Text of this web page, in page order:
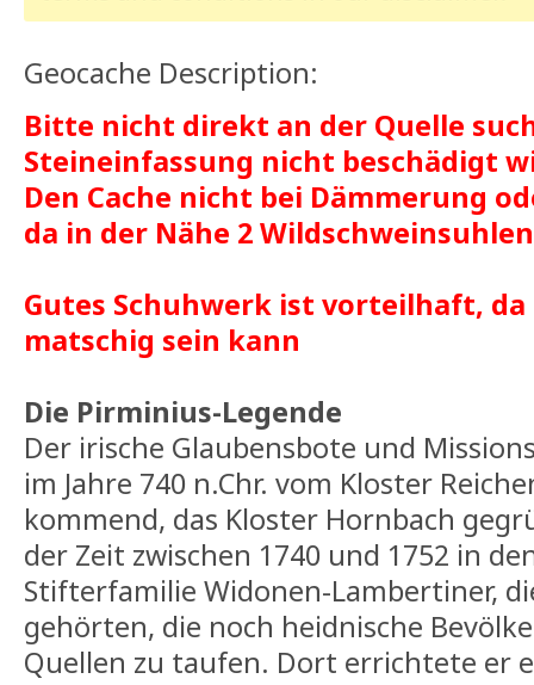
Geocache Description:
Bitte nicht direkt an der Quelle
Steineinfassung nicht beschädigt
Den Cache nicht bei Dämmerung
da in der Nähe 2
Gutes Schuhwerk ist vorteilhaft, da
matschig sein kann
Die Pirminius-Legende
Der irische Glaubensbote und
im Jahre 740 n.Chr. vom Kloster
kommend, das Kloster Hornbach
der Zeit zwischen 1740 und 1752 in
Stifterfamilie Widonen-Lambertiner,
gehörten, die noch heidnische
Quellen zu taufen. Dort errichtete er